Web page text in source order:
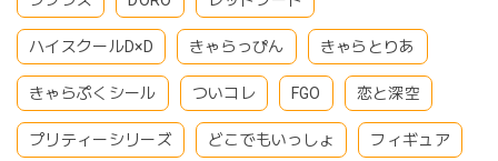
ハイスクールD×D きゃらっぴん きゃらとりあ
きゃらぷくシール ついコレ FGO 恋と深空
プリティーシリーズ どこでもいっしょ フィギュア